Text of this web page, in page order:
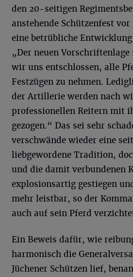
den 20-seitigen
anstehende Schützenfest
eine betrübliche
„Der neuen Vorschriftenlage
wir uns entschlossen, alle
Festzügen zu nehmen.
der Artillerie werden nach
professionellen Reitern mit
gezogen.“ Das sei sehr
verschwände wieder eine
liebgewordene Tradition,
und die damit verbundenen
explosionsartig gestiegen
mehr leistbar, so der
auch auf sein Pferd
Ein Beweis dafür, wie
harmonisch die
Jüchener Schützen lief,